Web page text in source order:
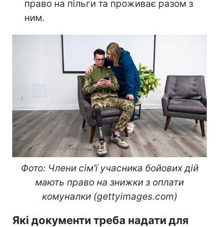
право на пільги та проживає разом з
ним.
Фото: Члени сім'ї учасника бойових дій
мають право на знижки з оплати
комуналки (gettyimages.com)
Які документи треба надати для